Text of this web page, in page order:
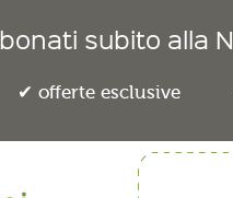
subito alla
offerte esclusive